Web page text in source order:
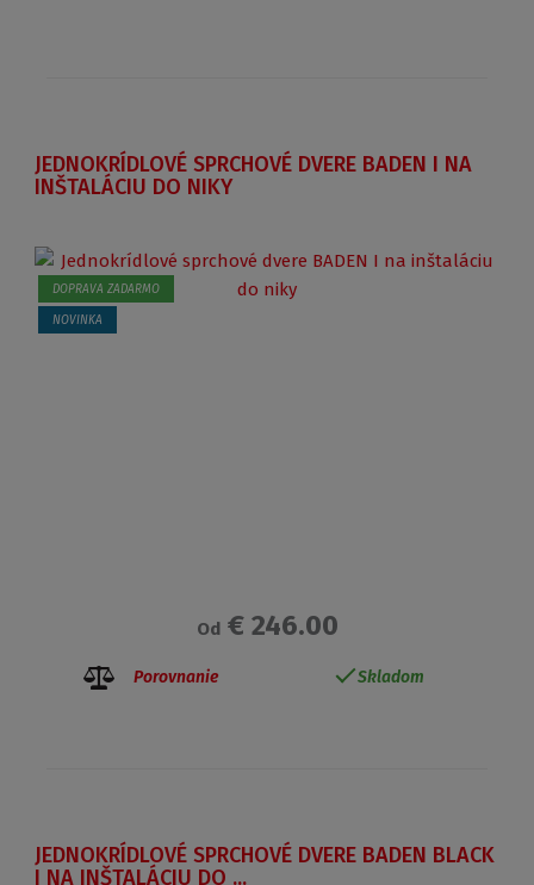
JEDNOKRÍDLOVÉ SPRCHOVÉ DVERE BADEN I NA
INŠTALÁCIU DO NIKY
DOPRAVA ZADARMO
NOVINKA
Od€ 246.00
Porovnanie Skladom
JEDNOKRÍDLOVÉ SPRCHOVÉ DVERE BADEN BLACK
I NA INŠTALÁCIU DO ...